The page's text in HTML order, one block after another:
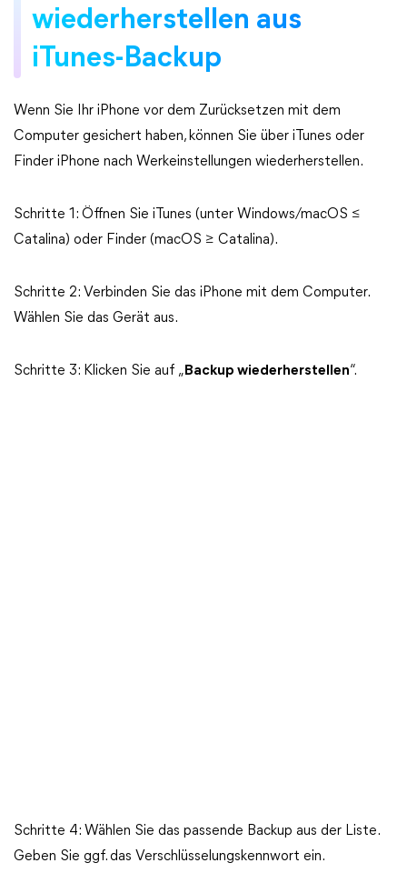
wiederherstellen aus
iTunes-Backup
Wenn Sie Ihr iPhone vor dem Zurücksetzen mit dem
Computer gesichert haben, können Sie über iTunes oder
Finder iPhone nach Werkeinstellungen wiederherstellen.
Schritte 1: Öffnen Sie iTunes (unter Windows/macOS ≤
Catalina) oder Finder (macOS ≥ Catalina).
Schritte 2: Verbinden Sie das iPhone mit dem Computer.
Wählen Sie das Gerät aus.
Schritte 3: Klicken Sie auf „ Backup wiederherstellen“.
Schritte 4: Wählen Sie das passende Backup aus der Liste.
Geben Sie ggf. das Verschlüsselungskennwort ein.